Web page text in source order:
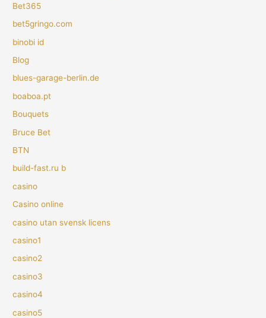
Bet365
bet5gringo.com
binobi id
Blog
blues-garage-berlin.de
boaboa.pt
Bouquets
Bruce Bet
BTN
build-fast.ru b
casino
Casino online
casino utan svensk licens
casino1
casino2
casino3
casino4
casino5